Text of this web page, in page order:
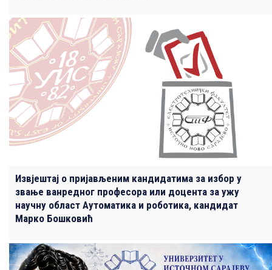
Извјештај о пријављеним кандидатима за избор у
звање ванредног професора или доцента за ужу
научну област Аутоматика и роботика, кандидат
Марко Бошковић